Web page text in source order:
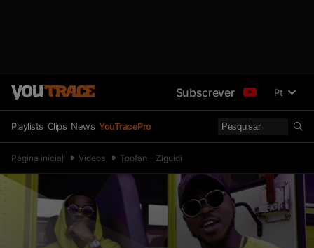
Subscrever Pt
Playlists Clips News YouTracePro
Página inicial Videos Toofan – Ziguidi